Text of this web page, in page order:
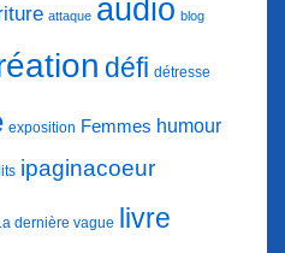
attaque audio blog
défi détresse
exposition Femmes humour
ipaginacoeur
dernière vague livre